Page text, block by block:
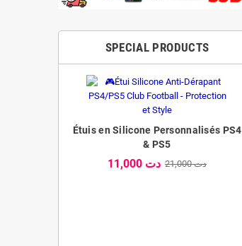
SPECIAL PRODUCTS
Étuis en Silicone Personnalisés PS4
& PS5
11,000 دت 21,000 دت